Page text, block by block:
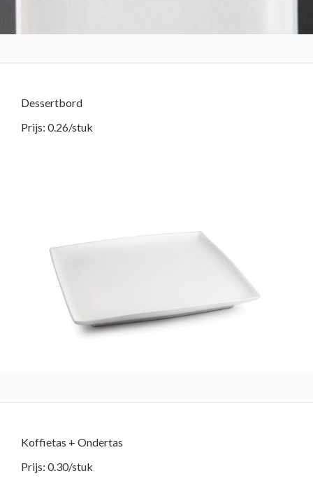
Dessertbord
Prijs: 0.26/stuk
Koffietas + Ondertas
Prijs: 0.30/stuk